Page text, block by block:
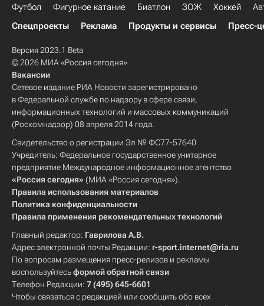
Футбол Фигурное катание Биатлон ЗОЖ Хоккей
Спецпроекты
Реклама Продукты и сервисы Пресс-
Версия 2023.1 Beta
© 2026 МИА «Россия сегодня»
Вакансии
Сетевое издание РИА Новости зарегистрировано
в Федеральной службе по надзору в сфере связи,
информационных технологий и массовых коммуникаций
(Роскомнадзор) 08 апреля 2014 года.
Свидетельство о регистрации Эл № ФС77-57640
Учредитель: Федеральное государственное унитарное
предприятие Международное информационное агентство
«Россия сегодня» (МИА «Россия сегодня»).
Правила использования материалов
Политика конфиденциальности
Правила применения рекомендательных технологий
Главный редактор: Гаврилова А.В.
Адрес электронной почты Редакции: r-sport.internet@ria.ru
По вопросам размещения пресс-релизов и рекламы
воспользуйтесьформой обратной связи
Телефон Редакции: 7 (495) 645-6601
Чтобы связаться с редакцией или сообщить обо всех